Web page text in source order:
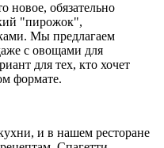
новое, обязательно
"пирожок",
Мы предлагаем
с овощами для
для тех, кто хочет
формате.
и в нашем ресторане